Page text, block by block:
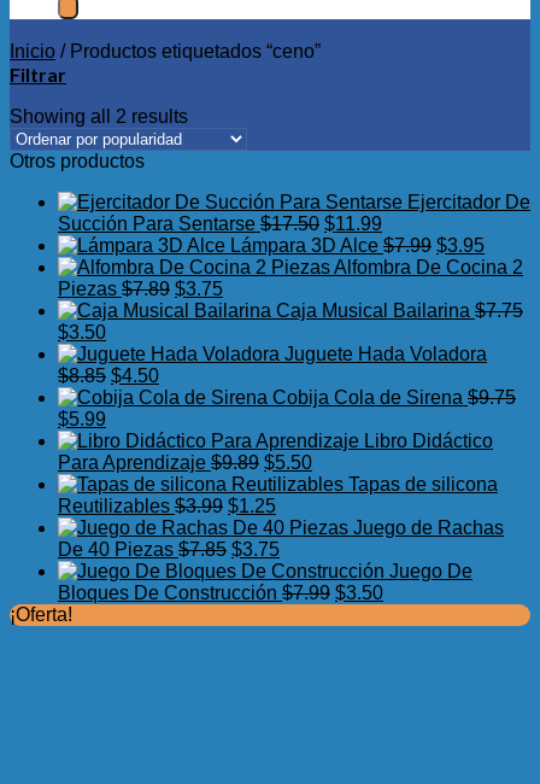
Inicio /Productos etiquetados “ceno”
Filtrar
Showing all 2 results
Otros productos
Ejercitador De
Succión Para Sentarse $17.50 El
precio
original
$17.50.
$11.99
precio
actual
$11.99.
Lámpara 3D Alce $7.99 El
precio
era:
$3.95El
precio
es:
Alfombra De Cocina 2
Piezas $7.89 El
precio
era:
$3.75El
precio
es:
Caja Musical Bailarina $7.75
El
precio
original
era:
$7.75.
$3.50El
precio
actual
es:
Juguete Hada Voladora
$8.85 El
precio
era:
$8.85.
$4.50El
precio
es:
$4.50.
Cobija Cola de Sirena $9.75
El
precio
original
era:
$9.75.
$5.99
precio
actual
es:
$5.99.
Libro Didáctico
Para Aprendizaje $9.89 El
precio
original
era:
$9.89.
$5.50El
precio
es:
Tapas de silicona
Reutilizables $3.99 El
precio
original
era:
$3.99.
$1.25El
precio
actual
es:
$1.25.
Juego de Rachas
De 40 Piezas $7.85 El
precio
original
$3.75El
precio
actual
Juego De
Bloques De Construcción $7.99 El
$3.50El
¡Oferta!